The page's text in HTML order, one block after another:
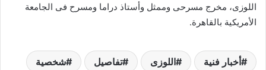
اللوزى، مخرج مسرحى وممثل وأستاذ دراما ومسرح فى الجامعة
الأمريكية بالقاهرة.
أخبار فنية اللوزى تفاصيل شخصية